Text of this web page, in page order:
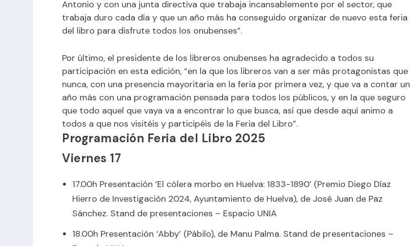
Antonio y con una junta directiva que trabaja incansablemente por el sector, que
trabaja duro cada día y que un año más ha conseguido organizar de nuevo esta feria
del libro para disfrute todos los onubenses”.
Por último, el presidente de los libreros onubenses ha agradecido a todos su
participación en esta edición, “en la que los libreros van a ser más protagonistas que
nunca, con una presencia mayoritaria en la feria por primera vez, y que va a contar un
año más con una programación pensada para todos los públicos, y en la que seguro
que todo aquel que vaya va a encontrar lo que busca, así que desde aquí animo a
todos a que nos visitéis y participéis de la Feria del Libro”.
Programación Feria del Libro 2025
Viernes 17
17.00h Presentación ‘El cólera morbo en Huelva: 1833-1890’ (Premio Diego Díaz
Hierro de Investigación 2024, Ayuntamiento de Huelva), de José Juan de Paz
Sánchez. Stand de presentaciones – Espacio UNIA
18.00h Presentación ‘Abby’ (Pábilo), de Manu Palma. Stand de presentaciones –